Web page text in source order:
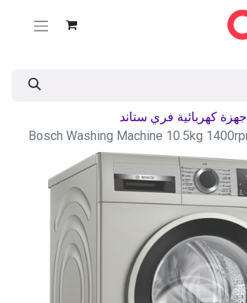
كهربائية فري ستاند
Bosch Washing Machine 10.5kg